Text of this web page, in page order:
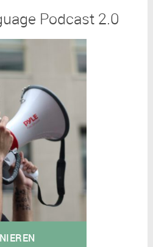
Podcast 2.0